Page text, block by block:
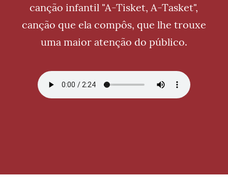
canção infantil "A-Tisket, A-Tasket",
canção que ela compôs, que lhe trouxe
uma maior atenção do público.